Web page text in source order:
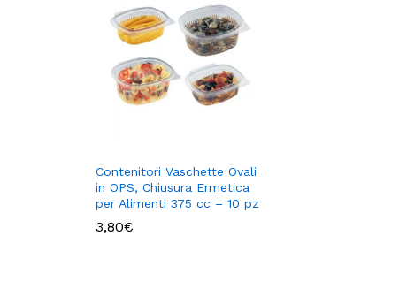
Contenitori Vaschette Ovali
in OPS, Chiusura Ermetica
per Alimenti 375 cc – 10 pz
3,80€